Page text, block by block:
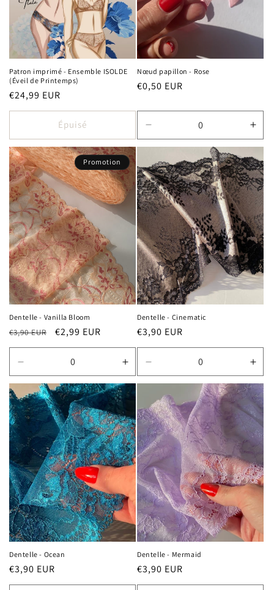
Patron imprimé - Ensemble ISOLDE
(Éveil de Printemps)
Prix
habituel
€24,99 EUR
Épuisé
Nœud papillon - Rose
Prix
€0,50 EUR
la
de
Default
Title
la
de
Title
Promotion
Dentelle - Vanilla Bloom
Prix
habituel
€3,90 EUR
Prix
promotionnel
€2,99 EUR
la
quantité
de
Default
Title
Augmenter
la
quantité
Default
Title
Dentelle - Cinematic
Prix
habituel
€3,90 EUR
la
quantité
de
Default
Title
la
de
Title
Dentelle - Ocean
Prix
habituel
€3,90 EUR
Dentelle - Mermaid
Prix
habituel
€3,90 EUR